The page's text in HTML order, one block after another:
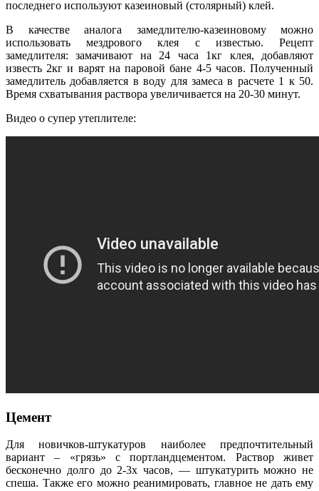
последнего используют казеиновый (столярный) клей.
В качестве аналога замедлителю-казеиновому можно
использовать мездрового клея с известью. Рецепт
замедлителя: замачивают на 24 часа 1кг клея, добавляют
известь 2кг и варят на паровой бане 4-5 часов. Полученный
замедлитель добавляется в воду для замеса в расчете 1 к 50.
Время схватывания раствора увеличивается на 20-30 минут.
Видео о супер утеплителе:
Цемент
Для новичков-штукатуров наиболее предпочтительный
вариант – «грязь» с портландцементом. Раствор живет
бесконечно долго до 2-3х часов, — штукатурить можно не
спеша. Также его можно реанимировать, главное не дать ему